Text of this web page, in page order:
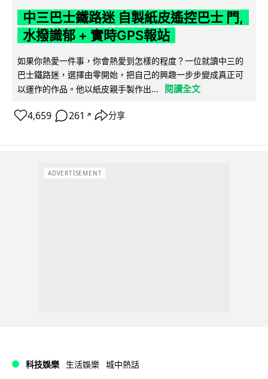
中三巴士鐵路迷 自製紙皮遙控巴士 門,
水撥識郁 + 實時GPS報站
如果你熱愛一件事，你會熱愛到怎樣的程度？一位就讀中三的
巴士鐵路迷，選擇由零開始，把自己的興趣一步步變成真正可
以運作的作品。他以紙皮親手製作出...
閱讀全文
4,659 261 ↗ 分享
ADVERTISEMENT
科技娛樂 生活娛樂 城中熱話